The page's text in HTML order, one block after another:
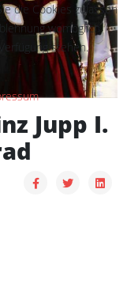
Jupp I.
die Cookies zulassen
womöglich
stehen.